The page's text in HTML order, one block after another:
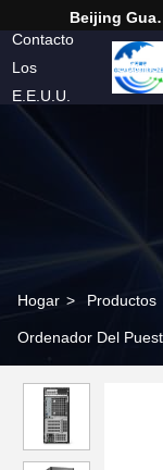
Beijing
Contacto
Los
E.E.U.U.
Hogar > Productos
Ordenador Del
torre de WX3200 4GB